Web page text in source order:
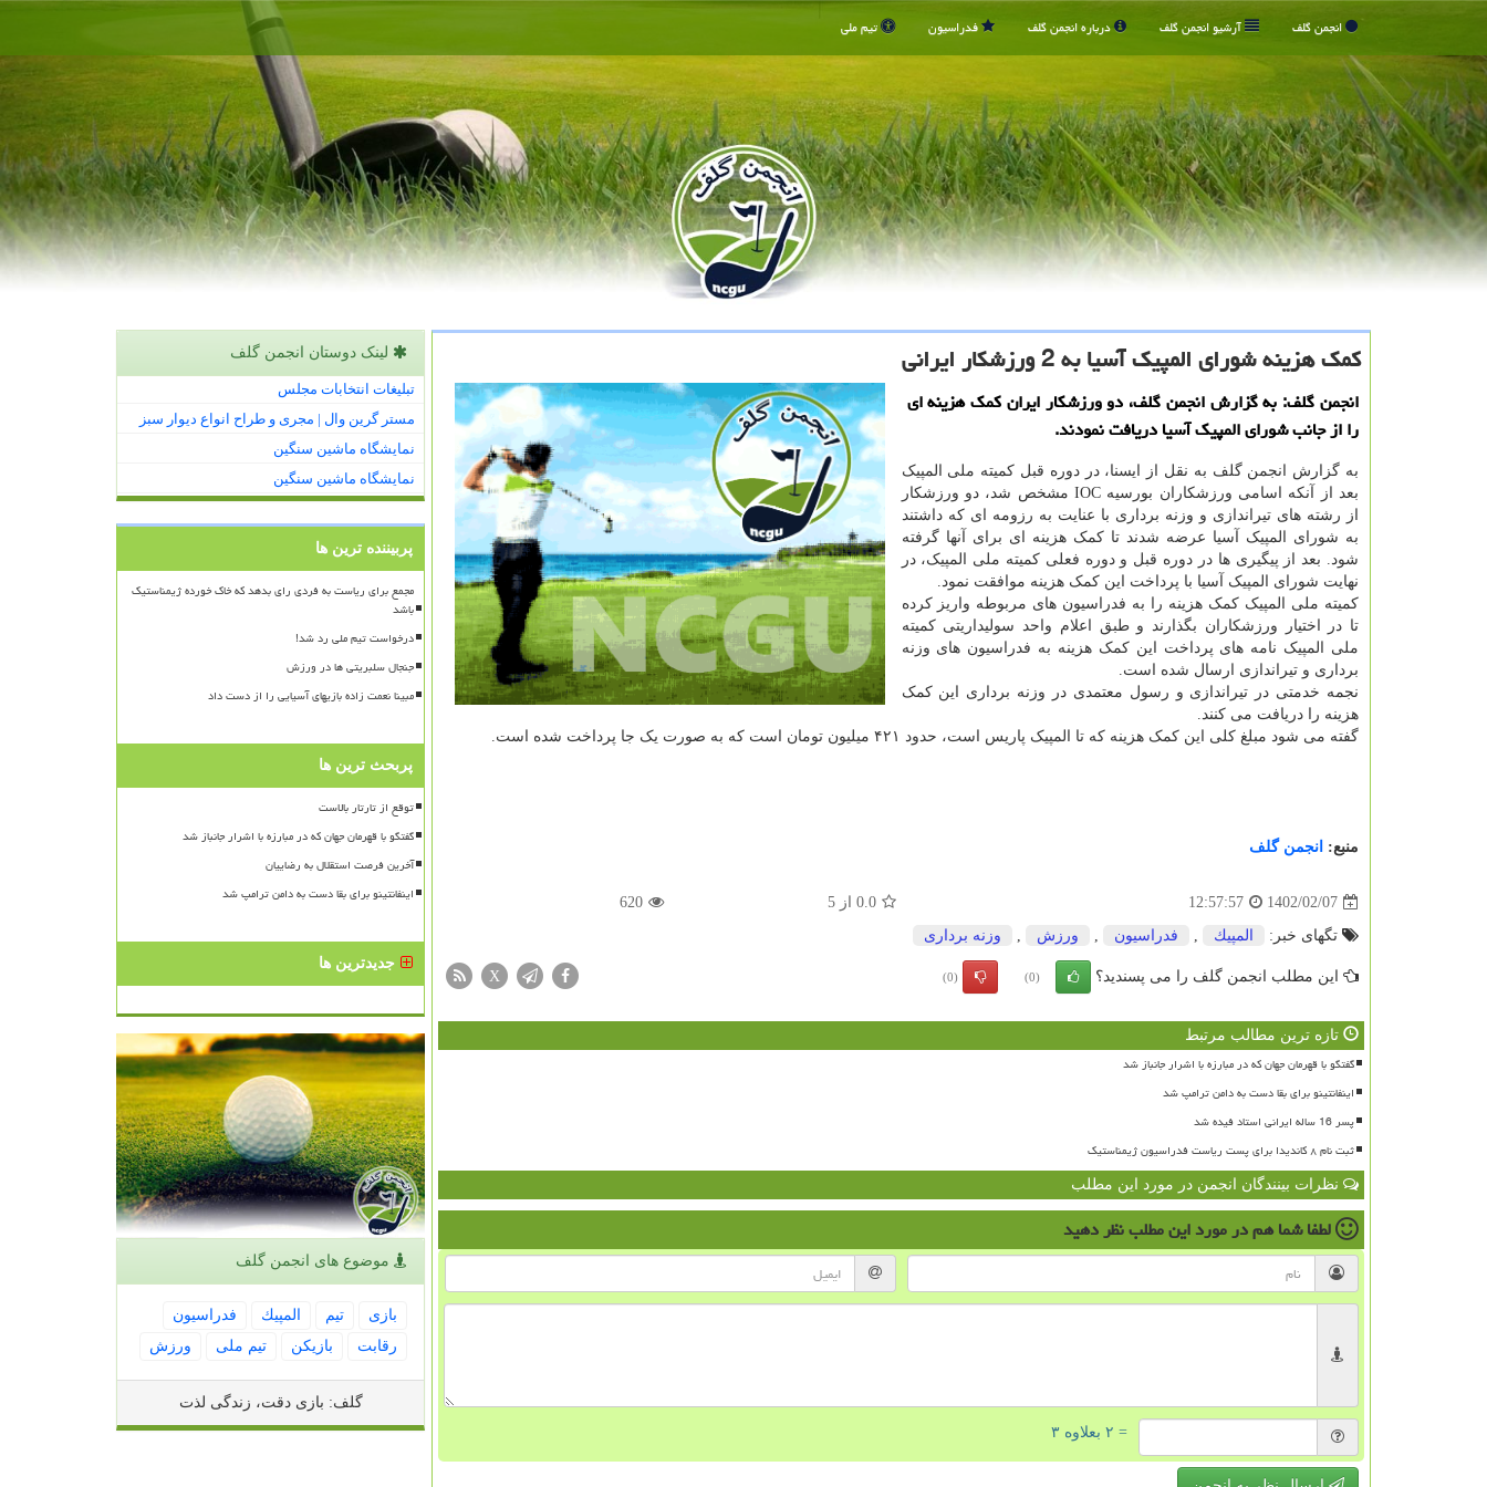
انجمن گلف آرشیو انجمن گلف درباره انجمن گلف فدراسیون تیم ملی
کمک هزینه شورای المپیک آسیا به 2 ورزشکار ایرانی
انجمن گلف: به گزارش انجمن گلف، دو ورزشکار ایران کمک هزینه ای
را از جانب شورای المپیک آسیا دریافت نمودند.
به گزارش انجمن گلف به نقل از ایسنا، در دوره قبل کمیته ملی المپیک
بعد از آنکه اسامی ورزشکاران بورسیه IOC مشخص شد، دو ورزشکار
از رشته های تیراندازی و وزنه برداری با عنایت به رزومه ای که داشتند
به شورای المپیک آسیا عرضه شدند تا کمک هزینه ای برای آنها گرفته
شود. بعد از پیگیری ها در دوره قبل و دوره فعلی کمیته ملی المپیک، در
نهایت شورای المپیک آسیا با پرداخت این کمک هزینه موافقت نمود.
کمیته ملی المپیک کمک هزینه را به فدراسیون های مربوطه واریز کرده
تا در اختیار ورزشکاران بگذارند و طبق اعلام واحد سولیداریتی کمیته
ملی المپیک نامه های پرداخت این کمک هزینه به فدراسیون های وزنه
برداری و تیراندازی ارسال شده است.
نجمه خدمتی در تیراندازی و رسول معتمدی در وزنه برداری این کمک
هزینه را دریافت می کنند.
گفته می شود مبلغ کلی این کمک هزینه که تا المپیک پاریس است، حدود ۴۲۱ میلیون تومان است که به صورت یک جا پرداخت شده است.
منبع: انجمن گلف
1402/02/07
12:57:57
0.0 از5
620
تگهای خبر: المپیك , فدراسیون , ورزش , وزنه برداری
این مطلب انجمن گلف را می پسندید؟ (0)
(0)
X
تازه ترین مطالب مرتبط
گفتگو با قهرمان جهان که در مبارزه با اشرار جانباز شد
اینفانتینو برای بقا دست به دامن ترامپ شد
پسر 16 ساله ایرانی استاد فیده شد
ثبت نام ۸ کاندیدا برای پست ریاست فدراسیون ژیمناستیک
نظرات بینندگان انجمن در مورد این مطلب
لطفا شما همدر مورد این مطلبنظر دهید
= ۲ بعلاوه ۳
لینک دوستان انجمن گلف
تبلیغات انتخابات مجلس
مستر گرین وال | مجری و طراح انواع دیوار سبز
نمایشگاه ماشین سنگین
نمایشگاه ماشین سنگین
پربیننده ترین ها
مجمع برای ریاست به فردی رای بدهد که خاک خورده ژیمناستیک
باشد
درخواست تیم ملی رد شد!
جنجال سلبریتی ها در ورزش
مبینا نعمت زاده بازیهای آسیایی را از دست داد
پربحث ترین ها
توقع از تارتار بالاست
گفتگو با قهرمان جهان که در مبارزه با اشرار جانباز شد
آخرین فرصت استقلال به رضاییان
اینفانتینو برای بقا دست به دامن ترامپ شد
جدیدترین ها
موضوع های انجمن گلف
بازی تیم المپیك
فدراسیون
رقابت
بازیكن تیم ملی ورزش
گلف: بازی دقت، زندگی لذت